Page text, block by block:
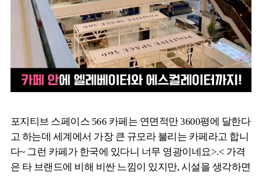
포지티브 스페이스 566 카페는 연면적만 3600평에 달한다
고 하는데 세계에서 가장 큰 규모라 불리는 카페라고 합니
다~ 그런 카페가 한국에 있다니 너무 영광이네요>.< 가격
은 타 브랜드에 비해 비싼 느낌이 있지만, 시설을 생각하면